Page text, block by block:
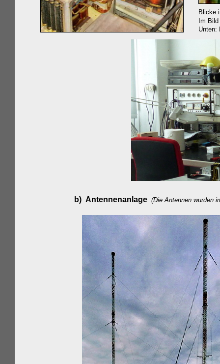
Blicke in
Im Bild
Unten:
b) Antennenanlage (Die Antennen wurden